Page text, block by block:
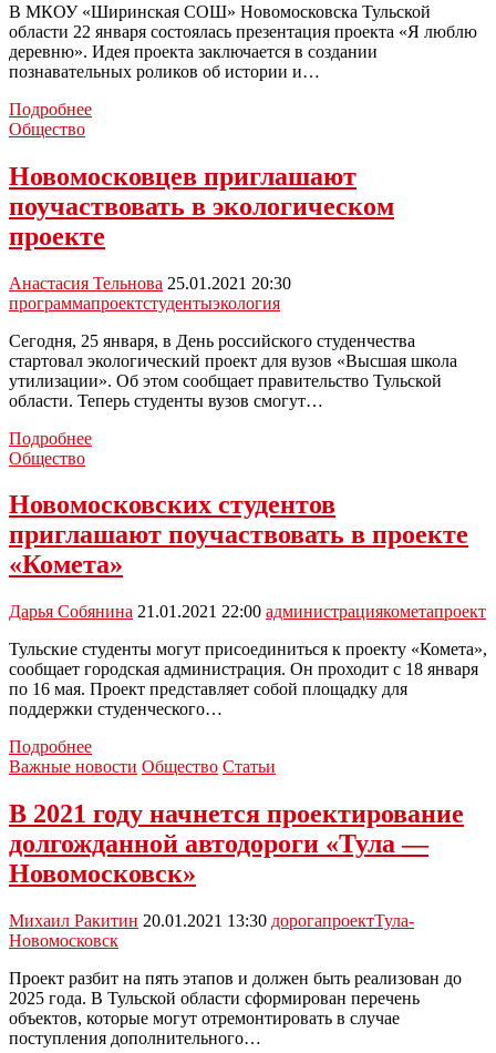
В МКОУ «Ширинская СОШ» Новомосковска Тульской
области 22 января состоялась презентация проекта «Я люблю
деревню». Идея проекта заключается в создании
познавательных роликов об истории и…
ПодробнееНовомосковские
проекте
«Я
деревню»
Общество
Новомосковцев приглашают
поучаствовать в экологическом
проекте
Анастасия Тельнова 25.01.2021 20:30
программапроектстудентыэкология
Сегодня, 25 января, в День российского студенчества
стартовал экологический проект для вузов «Высшая школа
утилизации». Об этом сообщает правительство Тульской
области. Теперь студенты вузов смогут…
ПодробнееНовомосковцев
в
экологическом
проекте
Общество
Новомосковских студентов
приглашают поучаствовать в проекте
«Комета»
Дарья Собянина 21.01.2021 22:00 администрациякометапроект
Тульские студенты могут присоединиться к проекту «Комета»,
сообщает городская администрация. Он проходит с 18 января
по 16 мая. Проект представляет собой площадку для
поддержки студенческого…
ПодробнееНовомосковских
студентов
в
проекте
Важные новости Общество Статьи
В 2021 году начнется проектирование
долгожданной автодороги «Тула —
Новомосковск»
Михаил Ракитин 20.01.2021 13:30 дорогапроектТула-
Новомосковск
Проект разбит на пять этапов и должен быть реализован до
2025 года. В Тульской области сформирован перечень
объектов, которые могут отремонтировать в случае
поступления дополнительного…